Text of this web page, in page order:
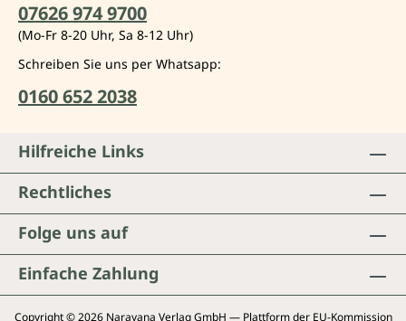
07626 974 9700
(Mo-Fr 8-20 Uhr, Sa 8-12 Uhr)
Schreiben Sie uns per Whatsapp:
0160 652 2038
Folge uns auf
Einfache Zahlung
Hilfreiche Links
Rechtliches
Copyright © 2026 Narayana Verlag GmbH — Plattform der EU-Kommission